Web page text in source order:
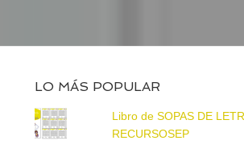
LO MÁS POPULAR
Libro de SOPAS DE
RECURSOSEP